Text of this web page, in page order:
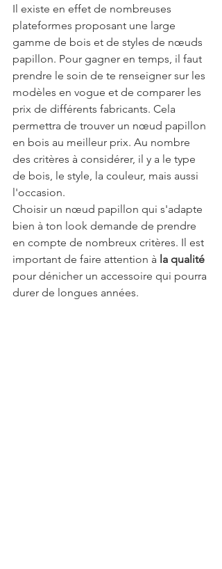
Il existe en effet de nombreuses
plateformes proposant une large
gamme de bois et de styles de nœuds
papillon. Pour gagner en temps, il faut
prendre le soin de te renseigner sur les
modèles en vogue et de comparer les
prix de différents fabricants. Cela
permettra de trouver un nœud papillon
en bois au meilleur prix. Au nombre
des critères à considérer, il y a le type
de bois, le style, la couleur, mais aussi
l'occasion.
Choisir un nœud papillon qui s'adapte
bien à ton look demande de prendre
en compte de nombreux critères. Il est
important de faire attention à la qualité
pour dénicher un accessoire qui pourra
durer de longues années.